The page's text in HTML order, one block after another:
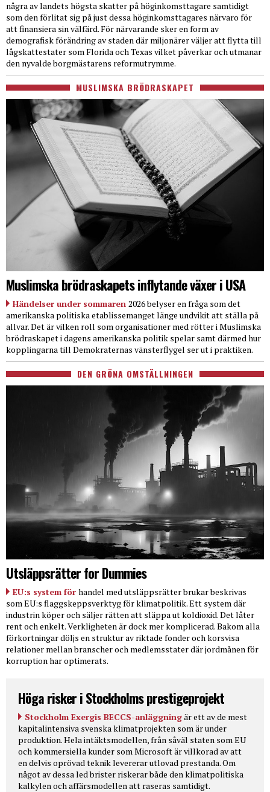
några av landets högsta skatter på höginkomsttagare samtidigt
som den förlitat sig på just dessa höginkomsttagares närvaro för
att finansiera sin välfärd. För närvarande sker en form av
demografisk förändring av staden där miljonärer väljer att flytta till
lågskattestater som Florida och Texas vilket påverkar och utmanar
den nyvalde borgmästarens reformutrymme.
MUSLIMSKA BRÖDRASKAPET
Muslimska brödraskapets inflytande växer i USA
Händelser under sommaren 2026 belyser en fråga som det
amerikanska politiska etablissemanget länge undvikit att ställa på
allvar. Det är vilken roll som organisationer med rötter i Muslimska
brödraskapet i dagens amerikanska politik spelar samt därmed hur
kopplingarna till Demokraternas vänsterflygel ser ut i praktiken.
DEN GRÖNA OMSTÄLLNINGEN
Utsläppsrätter for Dummies
EU:s system för handel med utsläppsrätter brukar beskrivas
som EU:s flaggskeppsverktyg för klimatpolitik. Ett system där
industrin köper och säljer rätten att släppa ut koldioxid. Det låter
rent och enkelt. Verkligheten är dock mer komplicerad. Bakom alla
förkortningar döljs en struktur av riktade fonder och korsvisa
relationer mellan branscher och medlemsstater där jordmånen för
korruption har optimerats.
Höga risker i Stockholms prestigeprojekt
Stockholm Exergis BECCS-anläggningär ett av de mest
kapitalintensiva svenska klimatprojekten som är under
produktion. Hela intäktsmodellen, från såväl staten som EU
och kommersiella kunder som Microsoft är villkorad av att
en delvis oprövad teknik levererar utlovad prestanda. Om
något av dessa led brister riskerar både den klimatpolitiska
kalkylen och affärsmodellen att raseras samtidigt.